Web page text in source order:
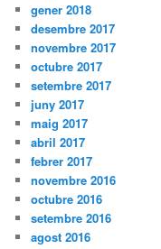
gener 2018
desembre 2017
novembre 2017
octubre 2017
setembre 2017
juny 2017
maig 2017
abril 2017
febrer 2017
novembre 2016
octubre 2016
setembre 2016
agost 2016